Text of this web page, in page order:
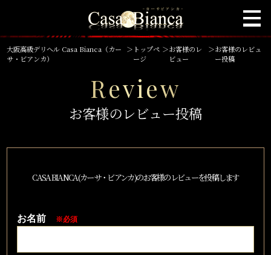
大阪高級デリヘル Casa Bianca（カー
サ・ビアンカ）
＞ トップペ
ージ
＞お客様のレ
ビュー
＞お客様のレビュ
ー投稿
Review
お客様のレビュー投稿
CASA BIANCA(カーサ・ビアンカ)のお客様のレビューを投稿します
お名前 ※必須